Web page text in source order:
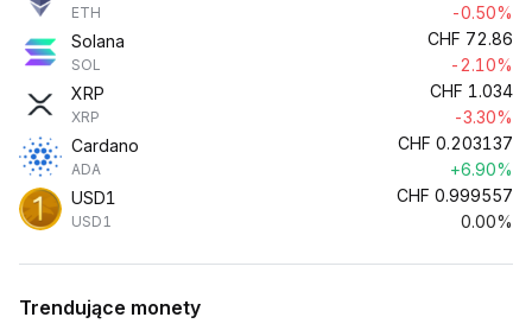
ETH
-0.50%
Solana
SOL
CHF 72.86
-2.10%
XRP
XRP
CHF 1.034
-3.30%
Cardano
ADA
CHF 0.203137
+6.90%
USD1
USD1
CHF 0.999557
0.00%
Trendujące monety